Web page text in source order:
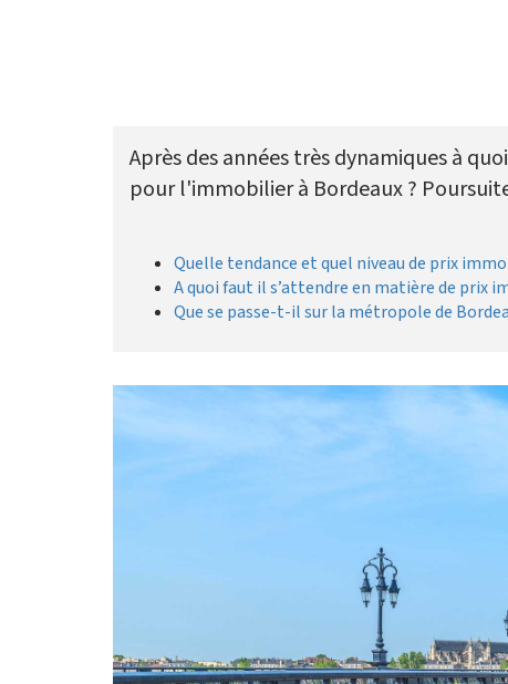
Après des années très dynamiques à
pour l'immobilier à Bordeaux ?
Quelle tendance et quel niveau de prix
A quoi faut il s’attendre en matière de prix
Que se passe-t-il sur la métropole de